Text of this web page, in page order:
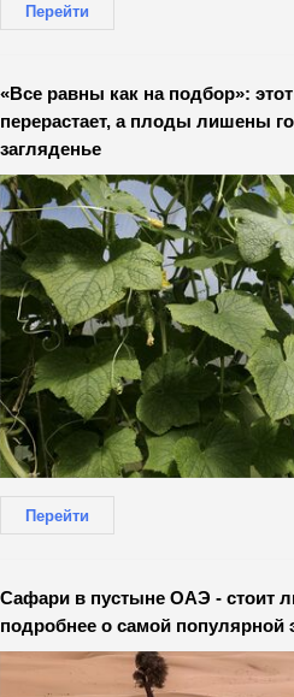
Перейти
«Все равны как на подбор»:
перерастает, а плоды лишены
загляденье
Перейти
Сафари в пустыне ОАЭ - стоит
подробнее о самой популярной